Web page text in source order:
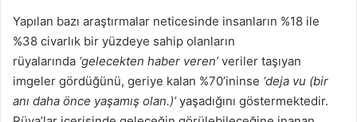
Yapılan bazı araştırmalar neticesinde insanların %18 ile
%38 civarlık bir yüzdeye sahip olanların
rüyalarında ‘gelecekten haber veren’veriler taşıyan
imgeler gördüğünü, geriye kalan %70’ininse ‘deja vu (bir
anı daha önce yaşamış olan.)’yaşadığını göstermektedir.